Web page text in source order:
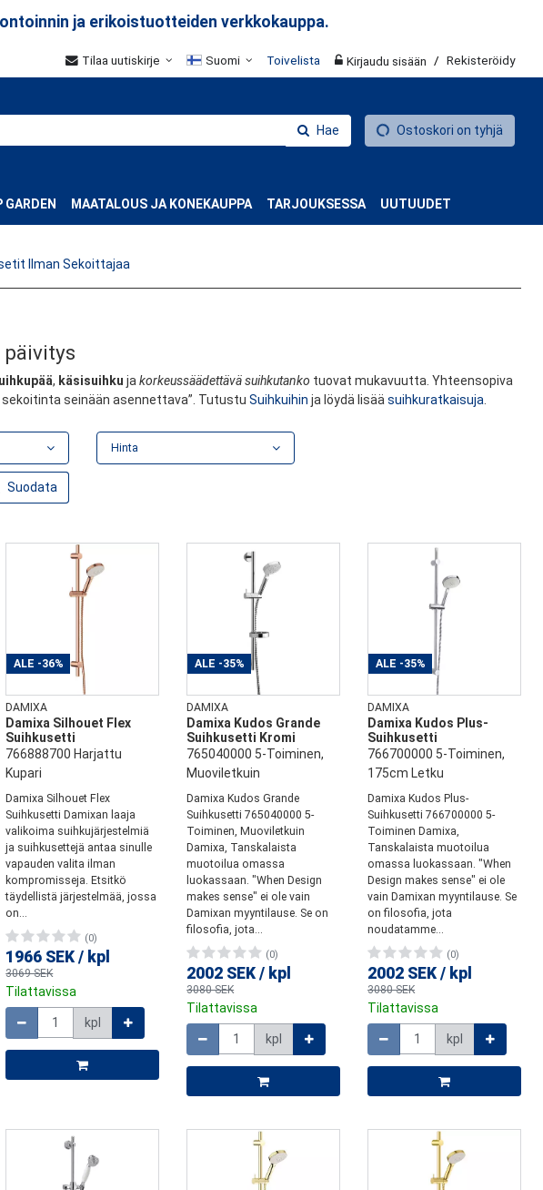
ja erikoistuotteiden verkkokauppa.
Tilaa uutiskirje Suomi Toivelista Kirjaudu sisään / Rekisteröidy
Hae Ostoskori on tyhjä
GARDEN MAATALOUS JA KONEKAUPPA TARJOUKSESSA UUTUUDET
Ilman Sekoittajaa
, käsisuihku ja korkeussäädettävä suihkutanko tuovat mukavuutta. Yhteensopiva
seinään asennettava”. Tutustu Suihkuihin ja löydä lisää suihkuratkaisuja
ALE -36%
DAMIXA
Damixa Silhouet Flex
Suihkusetti
766888700 Harjattu
Kupari
Damixa Silhouet Flex
Suihkusetti Damixan laaja
valikoima suihkujärjestelmiä
ja suihkusettejä antaa sinulle
vapauden valita ilman
kompromisseja. Etsitkö
täydellistä järjestelmää, jossa
on...
(0)
1966 SEK / kpl
3069 SEK
Tilattavissa
kpl
ALE -35%
DAMIXA
Damixa Kudos Grande
Suihkusetti Kromi
765040000 5-Toiminen,
Muoviletkuin
Damixa Kudos Grande
Suihkusetti 765040000 5-
Toiminen, Muoviletkuin
Damixa, Tanskalaista
muotoilua omassa
luokassaan. "When Design
makes sense" ei ole vain
Damixan myyntilause. Se on
filosofia, jota...
(0)
2002 SEK / kpl
3080 SEK
Tilattavissa
Määrä
kpl
ALE -35%
DAMIXA
Damixa Kudos Plus-
Suihkusetti
766700000 5-Toiminen,
175cm Letku
Damixa Kudos Plus-
Suihkusetti 766700000 5-
Toiminen Damixa,
Tanskalaista muotoilua
omassa luokassaan. "When
Design makes sense" ei ole
vain Damixan myyntilause. Se
on filosofia, jota
noudatamme...
(0)
2002 SEK / kpl
3080 SEK
Tilattavissa
Määrä
kpl
Hinta
Suodata